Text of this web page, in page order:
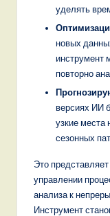
уделять
новых
инструмент
повторно
версиях ИИ
узкие места
сезонных
Это
управлении
анализа к
Инструмент